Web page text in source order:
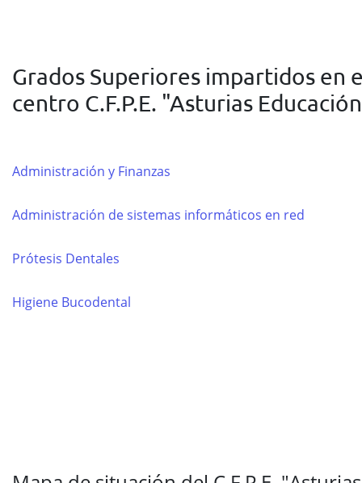
Grados Superiores impartidos en
centro C.F.P.E. "Asturias
Administración y Finanzas
Administración de sistemas informáticos en red
Prótesis Dentales
Higiene Bucodental